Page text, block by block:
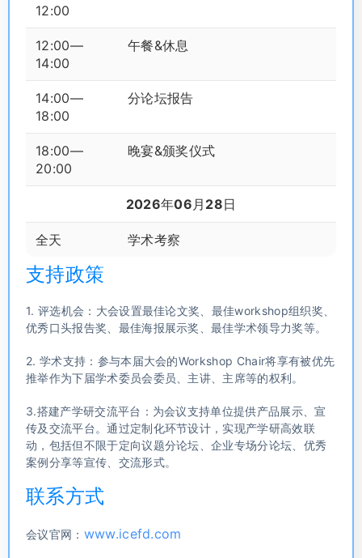
12:00
12:00—
14:00
午餐&休息
14:00—
18:00
分论坛报告
18:00—
20:00
晚宴&颁奖仪式
2026年06月28日
全天 学术考察
支持政策
1. 评选机会：大会设置最佳论文奖、最佳workshop组织奖、
优秀口头报告奖、最佳海报展示奖、最佳学术领导力奖等。
2. 学术支持：参与本届大会的Workshop Chair将享有被优先
推举作为下届学术委员会委员、主讲、主席等的权利。
3.搭建产学研交流平台：为会议支持单位提供产品展示、宣
传及交流平台。通过定制化环节设计，实现产学研高效联
动，包括但不限于定向议题分论坛、企业专场分论坛、优秀
案例分享等宣传、交流形式。
联系方式
会议官网： www.icefd.com